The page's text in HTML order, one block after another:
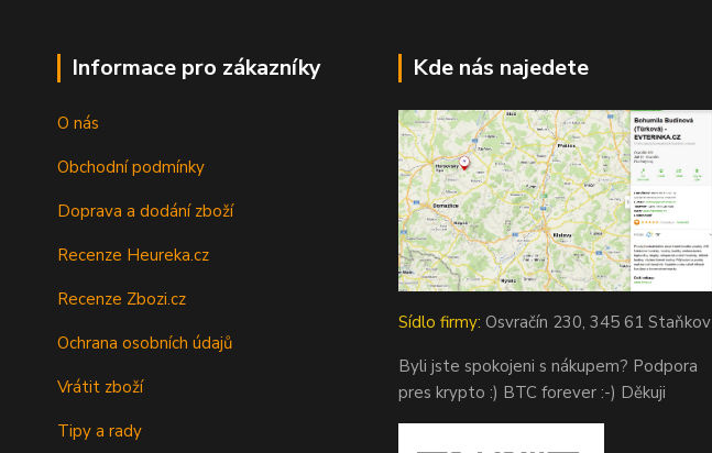
Informace pro zákazníky
O nás
Obchodní podmínky
Doprava a dodání zboží
Recenze Heureka.cz
Recenze Zbozi.cz
Ochrana osobních údajů
Vrátit zboží
Tipy a rady
Kde nás najedete
Sídlo firmy: Osvračín 230, 345 61 Staňkov
Byli jste spokojeni s nákupem? Podpora
pres krypto :) BTC forever :-) Děkuji